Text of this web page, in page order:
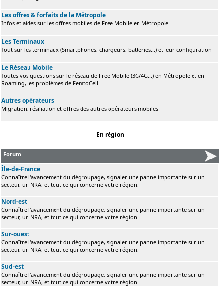
Les offres & forfaits de la Métropole
Infos et aides sur les offres mobiles de Free Mobile en Métropole.
Les Terminaux
Tout sur les terminaux (Smartphones, chargeurs, batteries...) et leur configuration
Le Réseau Mobile
Toutes vos questions sur le réseau de Free Mobile (3G/4G...) en Métropole et en
Roaming, les problèmes de FemtoCell
Autres opérateurs
Migration, résiliation et offres des autres opérateurs mobiles
En région
Forum
Île-de-France
Connaître l'avancement du dégroupage, signaler une panne importante sur un
secteur, un NRA, et tout ce qui concerne votre région.
Nord-est
Connaître l'avancement du dégroupage, signaler une panne importante sur un
secteur, un NRA, et tout ce qui concerne votre région.
Sur-ouest
Connaître l'avancement du dégroupage, signaler une panne importante sur un
secteur, un NRA, et tout ce qui concerne votre région.
Sud-est
Connaître l'avancement du dégroupage, signaler une panne importante sur un
secteur, un NRA, et tout ce qui concerne votre région.